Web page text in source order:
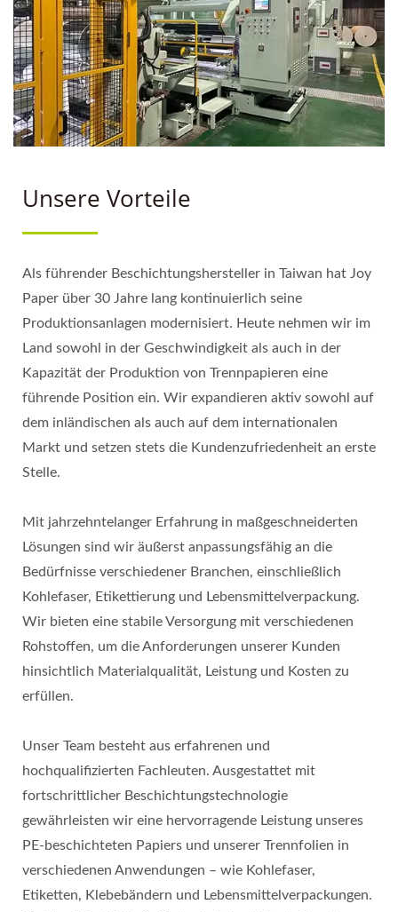
Unsere Vorteile
Als führender Beschichtungshersteller in Taiwan hat Joy
Paper über 30 Jahre lang kontinuierlich seine
Produktionsanlagen modernisiert. Heute nehmen wir im
Land sowohl in der Geschwindigkeit als auch in der
Kapazität der Produktion von Trennpapieren eine
führende Position ein. Wir expandieren aktiv sowohl auf
dem inländischen als auch auf dem internationalen
Markt und setzen stets die Kundenzufriedenheit an erste
Stelle.
Mit jahrzehntelanger Erfahrung in maßgeschneiderten
Lösungen sind wir äußerst anpassungsfähig an die
Bedürfnisse verschiedener Branchen, einschließlich
Kohlefaser, Etikettierung und Lebensmittelverpackung.
Wir bieten eine stabile Versorgung mit verschiedenen
Rohstoffen, um die Anforderungen unserer Kunden
hinsichtlich Materialqualität, Leistung und Kosten zu
erfüllen.
Unser Team besteht aus erfahrenen und
hochqualifizierten Fachleuten. Ausgestattet mit
fortschrittlicher Beschichtungstechnologie
gewährleisten wir eine hervorragende Leistung unseres
PE-beschichteten Papiers und unserer Trennfolien in
verschiedenen Anwendungen – wie Kohlefaser,
Etiketten, Klebebändern und Lebensmittelverpackungen.